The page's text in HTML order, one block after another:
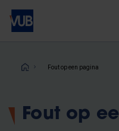
Overslaan
naar
inhoud
Fout op een pagina
Fout op